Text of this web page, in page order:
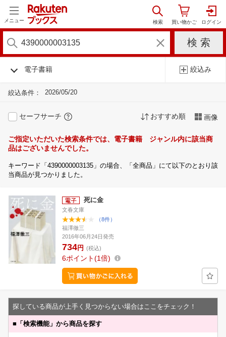
メニュー
電子書籍 絞込み
絞込条件： 2026/05/20
セーフサーチ おすすめ順 画像
ご指定いただいた検索条件では、電子書籍 ジャンル内に該当商
品はございませんでした。
キーワード「4390000003135」の場合、「全商品」にて以下のとおり該
当商品が見つかりました。
死に金
文春文庫
（8件）
福澤徹三
2016年06月24日発売
734円 (税込)
6ポイント 1倍
探している商品が上手く見つからない場合はここをチェック！
■ 「検索機能」から商品を探す